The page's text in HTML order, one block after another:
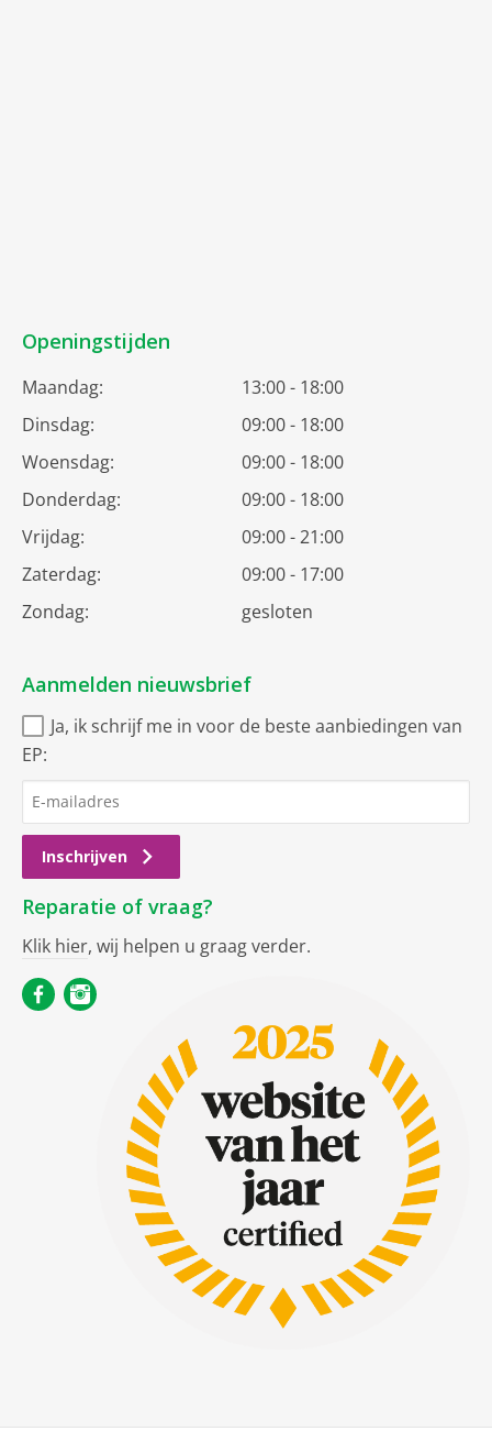
Openingstijden
Maandag:
13:00 - 18:00
Dinsdag:
09:00 - 18:00
Woensdag:
09:00 - 18:00
Donderdag:
09:00 - 18:00
Vrijdag:
09:00 - 21:00
Zaterdag:
09:00 - 17:00
Zondag:
gesloten
Aanmelden nieuwsbrief
Ja, ik schrijf me in voor de beste aanbiedingen van
EP:
Inschrijven
Reparatie of vraag?
Klik hier, wij helpen u graag verder.